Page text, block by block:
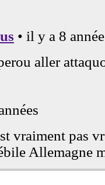
1174
1143
1022
998